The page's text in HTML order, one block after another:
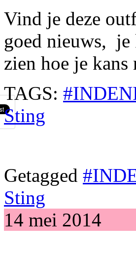
Vind je deze
goed nieuws,
zien hoe je kans
TAGS:
Sting
Getagged
Sting
14 mei 2014